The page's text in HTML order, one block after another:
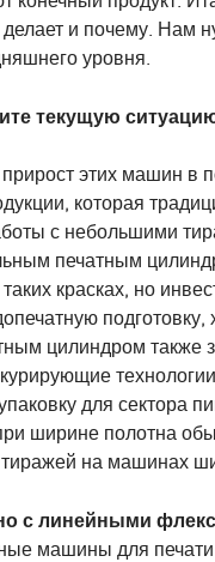
делает и почему. Нам
уровня.
текущую
этих машин в
которая
с небольшими
печатным
таких красках, но
цилиндром также
для сектора
ширине полотна
тиражей на машинах
с линейными
машины для печати